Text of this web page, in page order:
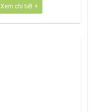
Xem chi tiết +